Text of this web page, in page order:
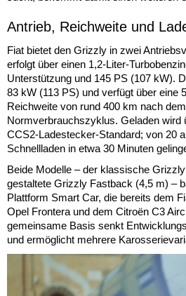
Antrieb, Reichweite und
Fiat bietet den Grizzly in zwei
erfolgt über einen 1,2-Liter-
Unterstützung und 145 PS (107 kW).
83 kW (113 PS) und verfügt über eine
Reichweite von rund 400 km nach
Normverbrauchszyklus. Geladen wird
CCS2-Ladestecker-Standard; von 20
Schnellladen in etwa 30 Minuten
Beide Modelle – der klassische
gestaltete Grizzly Fastback (4,5 m) –
Plattform Smart Car, die bereits dem
Opel Frontera und dem Citroën C3
gemeinsame Basis senkt
und ermöglicht mehrere